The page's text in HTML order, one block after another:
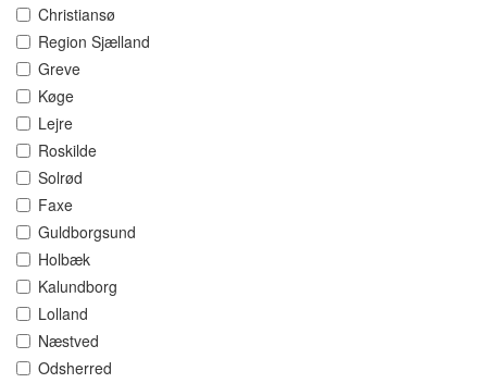
Christiansø
Region Sjælland
Greve
Køge
Lejre
Roskilde
Solrød
Faxe
Guldborgsund
Holbæk
Kalundborg
Lolland
Næstved
Odsherred